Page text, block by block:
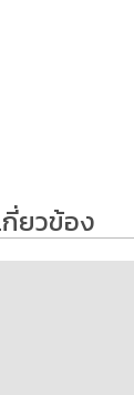
ยวข้อง